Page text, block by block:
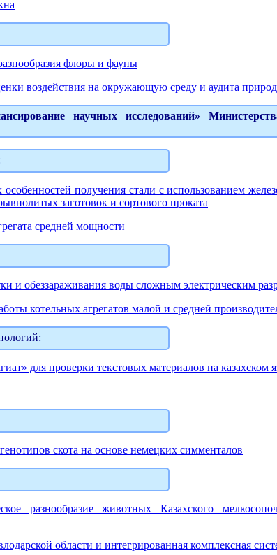
флоры и фауны
воздействия на окружающую среду и аудита
научных исследований»
получения стали с использованием
заготовок и сортового проката
средней мощности
и обеззараживания воды сложным электрическим
котельных агрегатов малой и средней
для проверки текстовых материалов на казахском
скота на основе немецких симменталов
разнообразие животных Казахского
области и интегрированная комплексная